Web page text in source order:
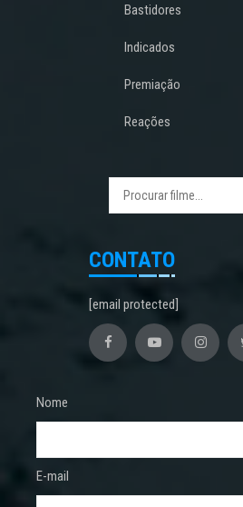
Bastidores
Indicados
Premiação
Reações
CONTATO
[email protected]
Nome
E-mail